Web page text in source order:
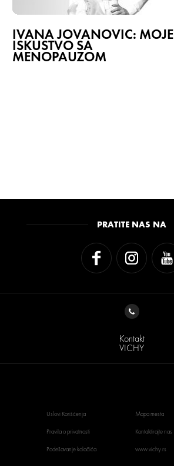
IVANA JOVANOVIĆ: MOJE
ISKUSTVO SA
MENOPAUZOM
PRATITE NAS NA
Kontakt
VICHY
Uslovi Korišćenja
Pravila o privatnosti
Podešavanje kolačića
Mapa mesta
Kontaktirajte nas
www.vichy.rs